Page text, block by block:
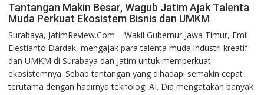
Tantangan Makin Besar, Wagub Jatim Ajak Talenta
Muda Perkuat Ekosistem Bisnis dan UMKM
Surabaya, JatimReview.Com – Wakil Gubernur Jawa Timur, Emil
Elestianto Dardak, mengajak para talenta muda industri kreatif
dan UMKM di Surabaya dan Jatim untuk memperkuat
ekosistemnya. Sebab tantangan yang dihadapi semakin cepat
terutama dengan hadirnya teknologi AI. Dia mengatakan banyak